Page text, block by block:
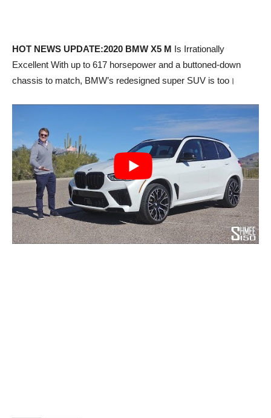
HOT NEWS UPDATE:2020 BMW X5 M Is Irrationally
Excellent With up to 617 horsepower and a buttoned-down
chassis to match, BMW’s redesigned super SUV is too।